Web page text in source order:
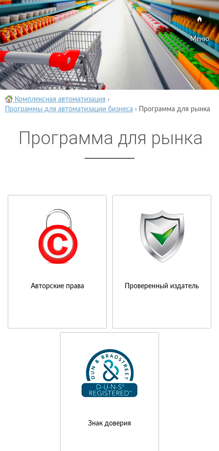
Меню
Комплексная автоматизация ›
Программы для автоматизации бизнеса › Программа для рынка
Программа для рынка
Авторские права Проверенный издатель
Знак доверия